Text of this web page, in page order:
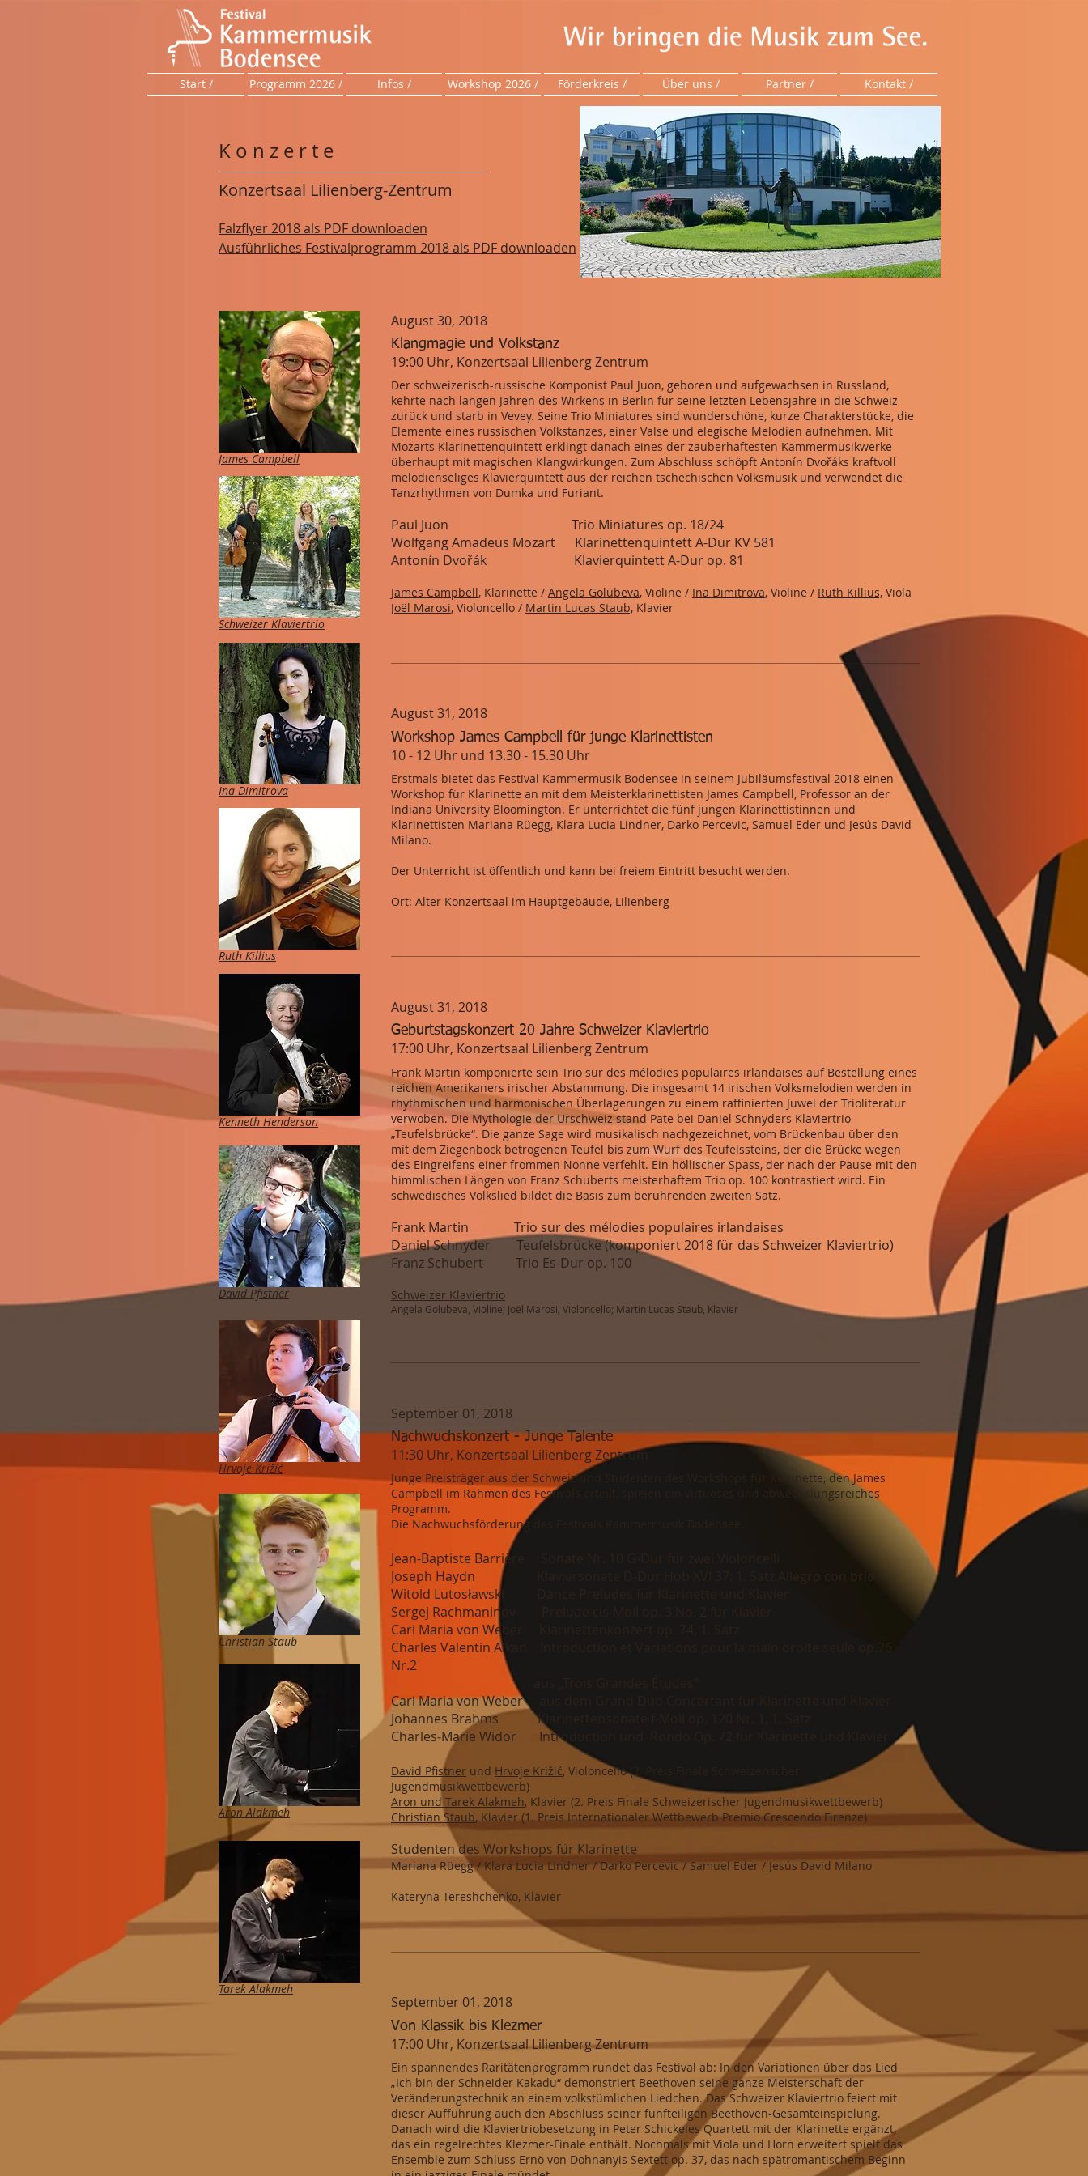
Start / Programm 2026 / Infos / Workshop 2026 / Förderkreis / Über uns / Partner / Kontakt /
K o n z e r t e
Konzertsaal Lilienberg-Zentrum
Falzflyer 2018 als PDF downloaden
Ausführliches Festivalprogramm 2018 als PDF downloaden
James Campbell
Schweizer Klaviertrio
Ina Dimitrova
Ruth Killius
Kenneth Henderson
David Pfistner
Hrvoje Križić
Christian Staub
Aron Alakmeh
Tarek Alakmeh
August 30, 2018
Klangmagie und Volkstanz
19:00 Uhr, Konzertsaal Lilienberg Zentrum
Der schweizerisch-russische Komponist Paul Juon, geboren und aufgewachsen in Russland,
kehrte nach langen Jahren des Wirkens in Berlin für seine letzten Lebensjahre in die Schweiz
zurück und starb in Vevey. Seine Trio Miniatures sind wunderschöne, kurze Charakterstücke, die
Elemente eines russischen Volkstanzes, einer Valse und elegische Melodien aufnehmen. Mit
Mozarts Klarinettenquintett erklingt danach eines der zauberhaftesten Kammermusikwerke
überhaupt mit magischen Klangwirkungen. Zum Abschluss schöpft Antonín Dvořáks kraftvoll
melodienseliges Klavierquintett aus der reichen tschechischen Volksmusik und verwendet die
Tanzrhythmen von Dumka und Furiant.
Paul Juon Trio Miniatures op. 18/24
Wolfgang Amadeus Mozart Klarinettenquintett A-Dur KV 581
Antonín Dvořák Klavierquintett A-Dur op. 81
James Campbell, Klarinette / Angela Golubeva, Violine / Ina Dimitrova, Violine / Ruth Killius, Viola
Joël Marosi, Violoncello / Martin Lucas Staub, Klavier
August 31, 2018
Workshop James Campbell für junge Klarinettisten
10 - 12 Uhr und 13.30 - 15.30 Uhr
Erstmals bietet das Festival Kammermusik Bodensee in seinem Jubiläumsfestival 2018 einen
Workshop für Klarinette an mit dem Meisterklarinettisten James Campbell, Professor an der
Indiana University Bloomington. Er unterrichtet die fünf jungen Klarinettistinnen und
Klarinettisten Mariana Rüegg, Klara Lucia Lindner, Darko Percevic, Samuel Eder und Jesús David
Milano.
Der Unterricht ist öffentlich und kann bei freiem Eintritt besucht werden.
Ort: Alter Konzertsaal im Hauptgebäude, Lilienberg
August 31, 2018
Geburtstagskonzert 20 Jahre Schweizer Klaviertrio
17:00 Uhr, Konzertsaal Lilienberg Zentrum
Frank Martin komponierte sein Trio sur des mélodies populaires irlandaises auf Bestellung eines
reichen Amerikaners irischer Abstammung. Die insgesamt 14 irischen Volksmelodien werden in
rhythmischen und harmonischen Überlagerungen zu einem raffinierten Juwel der Trioliteratur
verwoben. Die Mythologie der Urschweiz stand Pate bei Daniel Schnyders Klaviertrio
„Teufelsbrücke“. Die ganze Sage wird musikalisch nachgezeichnet, vom Brückenbau über den
mit dem Ziegenbock betrogenen Teufel bis zum Wurf des Teufelssteins, der die Brücke wegen
des Eingreifens einer frommen Nonne verfehlt. Ein höllischer Spass, der nach der Pause mit den
himmlischen Längen von Franz Schuberts meisterhaftem Trio op. 100 kontrastiert wird. Ein
schwedisches Volkslied bildet die Basis zum berührenden zweiten Satz.
Frank Martin Trio sur des mélodies populaires irlandaises
Daniel Schnyder Teufelsbrücke (komponiert 2018 für das Schweizer Klaviertrio)
Franz Schubert Trio Es-Dur op. 100
Schweizer Klaviertrio
Angela Golubeva, Violine; Joël Marosi, Violoncello; Martin Lucas Staub, Klavier
September 01, 2018
Nachwuchskonzert - Junge Talente
11:30 Uhr, Konzertsaal Lilienberg Zentrum
Junge Preisträger aus der Schweiz und Studenten des Workshops für Klarinette, den James
Campbell im Rahmen des Festivals erteilt, spielen ein virtuoses und abwechslungsreiches
Programm.
Die Nachwuchsförderung des Festivals Kammermusik Bodensee.
Jean-Baptiste Barrière Sonate Nr. 10 G-Dur für zwei Violoncelli
Joseph Haydn Klaviersonate D-Dur Hob XVI 37: 1. Satz Allegro con brio
Witold Lutosławski Dance Preludes für Klarinette und Klavier
Sergej Rachmaninov Prelude cis-Moll op. 3 No. 2 für Klavier
Carl Maria von Weber Klarinettenkonzert op. 74, 1. Satz
Charles Valentin Alkan Introduction et Variations pour la main droite seule op.76
Nr.2
aus „Trois Grandes Études“
Carl Maria von Weber aus dem Grand Duo Concertant für Klarinette und Klavier
Johannes Brahms Klarinettensonate f-Moll op. 120 Nr. 1, 1. Satz
Charles-Marie Widor Introduction und Rondo Op. 72 für Klarinette und Klavier
David Pfistner und Hrvoje Križić, Violoncello (2. Preis Finale Schweizerischer
Jugendmusikwettbewerb)
Aron und Tarek Alakmeh, Klavier (2. Preis Finale Schweizerischer Jugendmusikwettbewerb)
Christian Staub, Klavier (1. Preis Internationaler Wettbewerb Premio Crescendo Firenze)
Studenten des Workshops für Klarinette
Mariana Rüegg / Klara Lucia Lindner / Darko Percevic / Samuel Eder / Jesús David Milano
Kateryna Tereshchenko, Klavier
September 01, 2018
Von Klassik bis Klezmer
17:00 Uhr, Konzertsaal Lilienberg Zentrum
Ein spannendes Raritätenprogramm rundet das Festival ab: In den Variationen über das Lied
„Ich bin der Schneider Kakadu“ demonstriert Beethoven seine ganze Meisterschaft der
Veränderungstechnik an einem volkstümlichen Liedchen. Das Schweizer Klaviertrio feiert mit
dieser Aufführung auch den Abschluss seiner fünfteiligen Beethoven-Gesamteinspielung.
Danach wird die Klaviertriobesetzung in Peter Schickeles Quartett mit der Klarinette ergänzt,
das ein regelrechtes Klezmer-Finale enthält. Nochmals mit Viola und Horn erweitert spielt das
Ensemble zum Schluss Ernö von Dohnanyis Sextett op. 37, das nach spätromantischem Beginn